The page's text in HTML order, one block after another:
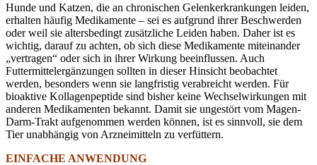
Hunde und Katzen, die an chronischen Gelenkerkrankungen leiden,
erhalten häufig Medikamente – sei es aufgrund ihrer Beschwerden
oder weil sie altersbedingt zusätzliche Leiden haben. Daher ist es
wichtig, darauf zu achten, ob sich diese Medikamente miteinander
„vertragen“ oder sich in ihrer Wirkung beeinflussen. Auch
Futtermittelergänzungen sollten in dieser Hinsicht beobachtet
werden, besonders wenn sie langfristig verabreicht werden. Für
bioaktive Kollagenpeptide sind bisher keine Wechselwirkungen mit
anderen Medikamenten bekannt. Damit sie ungestört vom Magen-
Darm-Trakt aufgenommen werden können, ist es sinnvoll, sie dem
Tier unabhängig von Arzneimitteln zu verfüttern.
EINFACHE ANWENDUNG